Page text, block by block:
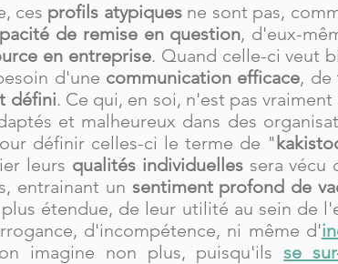
ces profils atypiquesne sont pas,
de remise en question, d'eux-
en entreprise. Quand celle-ci veut
d'une communication efficace, de
défini. Ce qui, en soi, n'est pas
et malheureux dans des
définir celles-ci le terme de "
leurs qualités individuellessera vécu
entrainant un sentiment profond de
étendue, de leur utilité au sein de
d'incompétence, ni même d'
imagine non plus, puisqu'ilsse